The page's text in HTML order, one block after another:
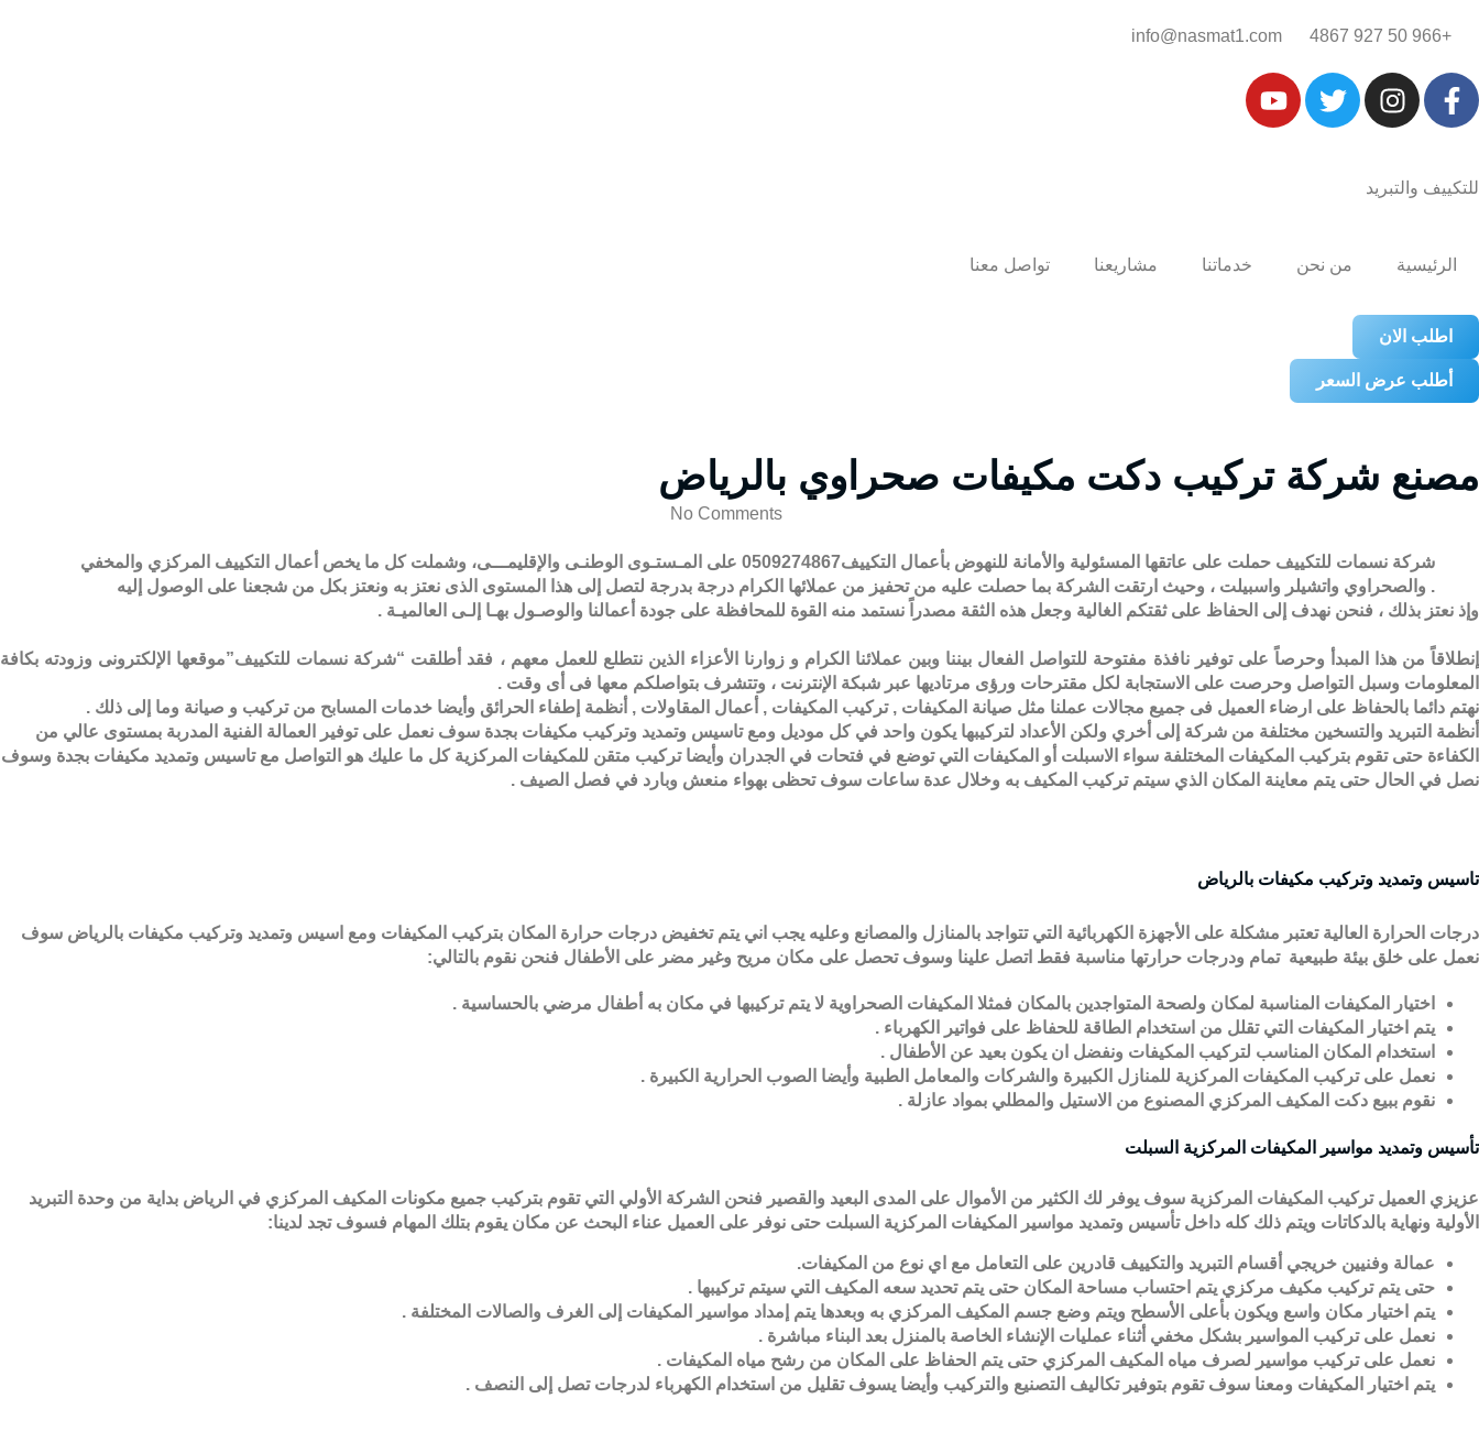
+966 50 927 4867‎‏
info@nasmat1.com
للتكييف والتبريد
الرئيسية من نحن خدماتنا مشاريعنا تواصل معنا
اطلب الان
أطلب عرض السعر
مصنع شركة تركيب دكت مكيفات صحراوي بالرياض
No Comments
شركة نسمات للتكييف حملت على عاتقها المسئولية والأمانة للنهوض بأعمال التكييف0509274867 على المـستـوى الوطنـى والإقليمـــى، وشملت كل ما يخص أعمال التكييف المركزي والمخفي
والصحراوي واتشيلر واسبيلت ، وحيث ارتقت الشركة بما حصلت عليه من تحفيز من عملائها الكرام درجة بدرجة لتصل إلى هذا المستوى الذى نعتز به ونعتز بكل من شجعنا على الوصول إليه .
وإذ نعتز بذلك ، فنحن نهدف إلى الحفاظ على ثقتكم الغالية وجعل هذه الثقة مصدراً نستمد منه القوة للمحافظة على جودة أعمالنا والوصـول بهـا إلـى العالميـة .
إنطلاقاً من هذا المبدأ وحرصاً على توفير نافذة مفتوحة للتواصل الفعال بيننا وبين عملائنا الكرام و زوارنا الأعزاء الذين نتطلع للعمل معهم ، فقد أطلقت “شركة نسمات للتكييف”موقعها الإلكترونى وزودته بكافة
المعلومات وسبل التواصل وحرصت على الاستجابة لكل مقترحات ورؤى مرتاديها عبر شبكة الإنترنت ، وتتشرف بتواصلكم معها فى أى وقت .
نهتم دائما بالحفاظ على ارضاء العميل فى جميع مجالات عملنا مثل صيانة المكيفات ,تركيب المكيفات , أعمال المقاولات , أنظمة إطفاء الحرائق وأيضا خدمات المسابح منتركيب و صيانة وما إلى ذلك .
أنظمة التبريد والتسخين مختلفة من شركة إلى أخري ولكن الأعداد لتركيبها يكون واحد في كل موديل ومع تاسيس وتمديد وتركيب مكيفات بجدة سوف نعمل على توفير العمالة الفنية المدربة بمستوى عالي من
الكفاءة حتى تقوم بتركيب المكيفات المختلفة سواء الاسبلت أو المكيفات التي توضع في فتحات في الجدران وأيضا تركيب متقن للمكيفات المركزية كل ما عليك هو التواصل معتاسيس وتمديد مكيفات بجدة وسوف
نصل في الحال حتى يتم معاينة المكان الذي سيتم تركيب المكيف به وخلال عدة ساعات سوف تحظى بهواء منعش وبارد في فصل الصيف .
تاسيس وتمديد وتركيب مكيفات بالرياض
درجات الحرارة العالية تعتبر مشكلة على الأجهزة الكهربائية التي تتواجد بالمنازل والمصانع وعليه يجب اني يتم تخفيض درجات حرارة المكان بتركيب المكيفات ومع اسيس وتمديد وتركيب مكيفات بالرياض سوف
نعمل على خلق بيئة طبيعية تمام ودرجات حرارتها مناسبة فقط اتصل علينا وسوف تحصل على مكان مريح وغير مضر على الأطفال فنحن نقوم بالتالي:
اختيار المكيفات المناسبة لمكان ولصحة المتواجدين بالمكان فمثلا المكيفات الصحراوية لا يتم تركيبها في مكان به أطفال مرضي بالحساسية .
يتم اختيار المكيفات التي تقلل من استخدام الطاقة للحفاظ على فواتير الكهرباء .
استخدام المكان المناسب لتركيب المكيفات ونفضل ان يكون بعيد عن الأطفال .
نعمل على تركيب المكيفات المركزية للمنازل الكبيرة والشركات والمعامل الطبية وأيضا الصوب الحرارية الكبيرة .
نقوم ببيع دكت المكيف المركزي المصنوع من الاستيل والمطلي بمواد عازلة .
تأسيس وتمديد مواسير المكيفات المركزية السبلت
عزيزي العميل تركيب المكيفات المركزية سوف يوفر لك الكثير من الأموال على المدى البعيد والقصير فنحن الشركة الأولي التي تقوم بتركيب جميع مكونات المكيف المركزي في الرياض بداية من وحدة التبريد
الأولية ونهاية بالدكاتات ويتم ذلك كله داخلتأسيس وتمديد مواسير المكيفات المركزية السبلت حتى نوفر على العميل عناء البحث عن مكان يقوم بتلك المهام فسوف تجد لدينا:
عمالة وفنيين خريجي أقسام التبريد والتكييف قادرين على التعامل مع اي نوع من المكيفات.
حتى يتم تركيب مكيف مركزي يتم احتساب مساحة المكان حتى يتم تحديد سعه المكيف التي سيتم تركيبها .
يتم اختيار مكان واسع ويكون بأعلى الأسطح ويتم وضع جسم المكيف المركزي به وبعدها يتم إمداد مواسير المكيفات إلى الغرف والصالات المختلفة .
نعمل على تركيب المواسير بشكل مخفي أثناء عمليات الإنشاء الخاصة بالمنزل بعد البناء مباشرة .
نعمل على تركيب مواسير لصرف مياه المكيف المركزي حتى يتم الحفاظ على المكان من رشح مياه المكيفات .
يتم اختيار المكيفات ومعنا سوف تقوم بتوفير تكاليف التصنيع والتركيب وأيضا يسوف تقليل من استخدام الكهرباء لدرجات تصل إلى النصف .